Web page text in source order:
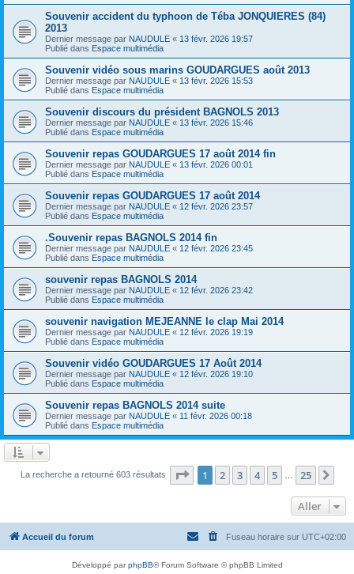
Souvenir accident du typhoon de Téba JONQUIERES (84)
2013
Dernier message par NAUDULE « 13 févr. 2026 19:57
Publié dans Espace multimédia
Souvenir vidéo sous marins GOUDARGUES août 2013
Dernier message par NAUDULE « 13 févr. 2026 15:53
Publié dans Espace multimédia
Souvenir discours du président BAGNOLS 2013
Dernier message par NAUDULE « 13 févr. 2026 15:46
Publié dans Espace multimédia
Souvenir repas GOUDARGUES 17 août 2014 fin
Dernier message par NAUDULE « 13 févr. 2026 00:01
Publié dans Espace multimédia
Souvenir repas GOUDARGUES 17 août 2014
Dernier message par NAUDULE « 12 févr. 2026 23:57
Publié dans Espace multimédia
.Souvenir repas BAGNOLS 2014 fin
Dernier message par NAUDULE « 12 févr. 2026 23:45
Publié dans Espace multimédia
souvenir repas BAGNOLS 2014
Dernier message par NAUDULE « 12 févr. 2026 23:42
Publié dans Espace multimédia
souvenir navigation MEJEANNE le clap Mai 2014
Dernier message par NAUDULE « 12 févr. 2026 19:19
Publié dans Espace multimédia
Souvenir vidéo GOUDARGUES 17 Août 2014
Dernier message par NAUDULE « 12 févr. 2026 19:10
Publié dans Espace multimédia
Souvenir repas BAGNOLS 2014 suite
Dernier message par NAUDULE « 11 févr. 2026 00:18
Publié dans Espace multimédia
La recherche a retourné 603 résultats Page 1sur25
1 2 3 4 5 25
Aller
Accueil du forum Fuseau horaire sur UTC+02:00
Développé parphpBB® Forum Software © phpBB Limited